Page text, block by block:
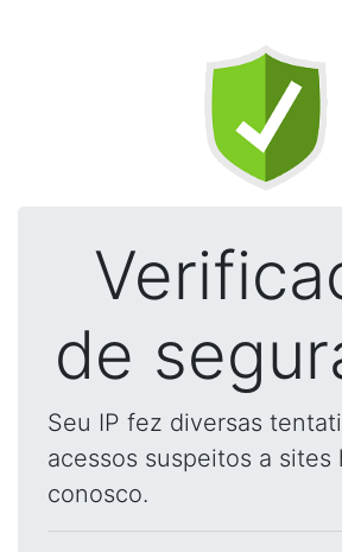
de
Seu IP fez diversas
acessos suspeitos a sites
conosco.